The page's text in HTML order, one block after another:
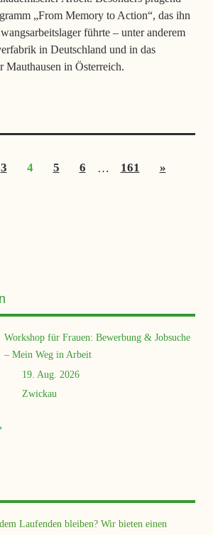
„From Memory to Action“, das ihn
führte – unter anderem
in Deutschland und in das
Mauthausen in Österreich.
3 4 5 6 … 161
Nächste
»
Workshop für Frauen: Bewerbung & Jobsuche
– Mein Weg in Arbeit
19. Aug. 2026
Zwickau
Laufenden bleiben? Wir bieten einen